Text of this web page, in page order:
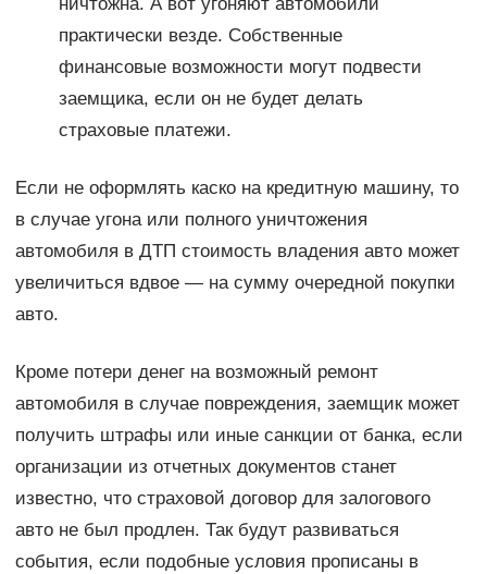
ничтожна. А вот угоняют автомобили
практически везде. Собственные
финансовые возможности могут подвести
заемщика, если он не будет делать
страховые платежи.
Если не оформлять каско на кредитную машину, то
в случае угона или полного уничтожения
автомобиля в ДТП стоимость владения авто может
увеличиться вдвое — на сумму очередной покупки
авто.
Кроме потери денег на возможный ремонт
автомобиля в случае повреждения, заемщик может
получить штрафы или иные санкции от банка, если
организации из отчетных документов станет
известно, что страховой договор для залогового
авто не был продлен. Так будут развиваться
события, если подобные условия прописаны в